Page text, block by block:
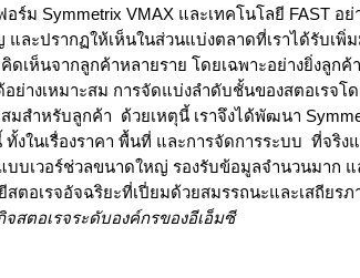
อร์ม Symmetrix VMAX และเทคโนโลยี FAST อย่
ละปรากฏให้เห็นในส่วนแบ่งตลาดที่เราได้รับเพิ่
ดเห็นจากลูกค้าหลายราย โดยเฉพาะอย่างยิ่งลูกค้
ย่างเหมาะสม การจัดแบ่งลำดับชั้นของสตอเรจโ
มสำหรับลูกค้า ด้วยเหตุนี้ เราจึงได้พัฒนา
งในเรื่องราคา พื้นที่ และการจัดการระบบ ที่จริง
บบเวอร์ช่วลขนาดใหญ่ รองรับข้อมูลจำนวนมาก
สตอเรจอัจฉริยะที่เปี่ยมด้วยสมรรถนะและเสถียรภ
สตอเรจระดับองค์กรของอีเอ็มซี